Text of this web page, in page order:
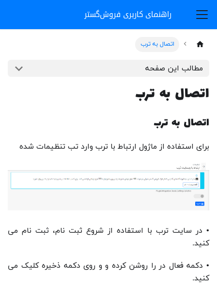
راهنمای کاربری فروش‌گستر
اتصال به ترب
مطالب این صفحه
اتصال به ترب
اتصال به ترب
برای استفاده از ماژول ارتباط با ترب وارد تب تنظیمات شده
• در سایت ترب با استفاده از شروع ثبت نام، ثبت نام می
کنید.
• دکمه فعال در را روشن کرده و و روی دکمه ذخیره کلیک می
کنید.